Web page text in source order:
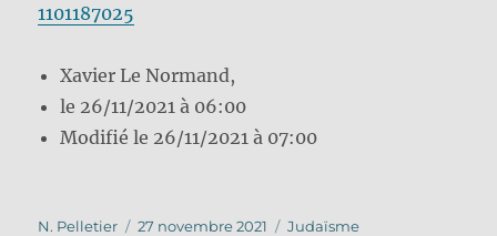
1101187025
Xavier Le Normand,
le 26/11/2021 à 06:00
Modifié le 26/11/2021 à 07:00
Auteur
N. Pelletier
Publié
27 novembre 2021 Catégories
Judaïsme